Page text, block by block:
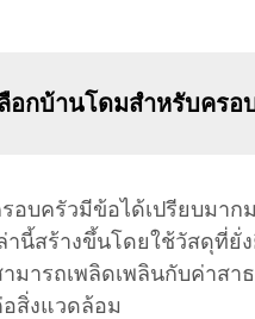
อกบ้านโดมสำหรับครอ
อบครัวมีข้อได้เปรียบมาก
านี้สร้างขึ้นโดยใช้วัสดุที่
มารถเพลิดเพลินกับค่าส
สิ่งแวดล้อม